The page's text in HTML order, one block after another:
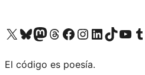
Visita nuestra cuenta de X (anteriormente Twitter)
Visita nuestra cuenta de Bluesky
Visita nuestra cuenta de Mastodon
Visita nuestra cuenta de Threads
Visita nuestra página de Facebook
Visita nuestra cuenta de Instagram
Visita nuestra cuenta de LinkedIn
Visita nuestra cuenta de TikTok
Visita nuestroVisita
El código es poesía.